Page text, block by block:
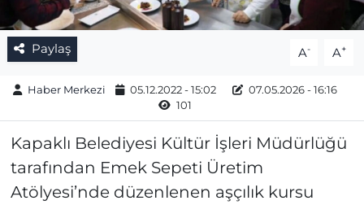
Paylaş A- A+
Haber Merkezi 05.12.2022 - 15:02
07.05.2026 - 16:16
101
Kapaklı Belediyesi Kültür İşleri Müdürlüğü
tarafından Emek Sepeti Üretim
Atölyesi’nde düzenlenen aşçılık kursu